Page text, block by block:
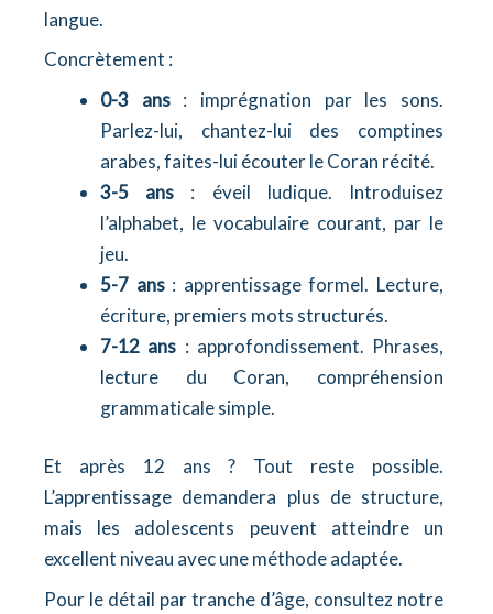
langue.
Concrètement :
0-3 ans: imprégnation par les sons.
Parlez-lui, chantez-lui des comptines
arabes, faites-lui écouter le Coran récité.
3-5 ans : éveil ludique. Introduisez
l’alphabet, le vocabulaire courant, par le
jeu.
5-7 ans: apprentissage formel. Lecture,
écriture, premiers mots structurés.
7-12 ans : approfondissement. Phrases,
lecture du Coran, compréhension
grammaticale simple.
Et après 12 ans ? Tout reste possible.
L’apprentissage demandera plus de structure,
mais les adolescents peuvent atteindre un
excellent niveau avec une méthode adaptée.
Pour le détail par tranche d’âge, consultez notre